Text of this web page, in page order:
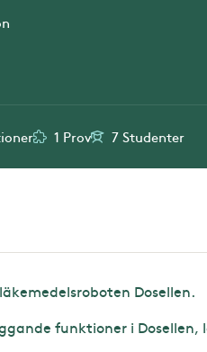
1 Prov 7 Studenter
Dosellen.
funktioner i